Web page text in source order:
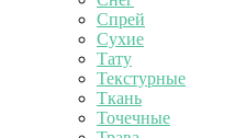
Спрей
Сухие
Тату
Текстурные
Ткань
Точечные